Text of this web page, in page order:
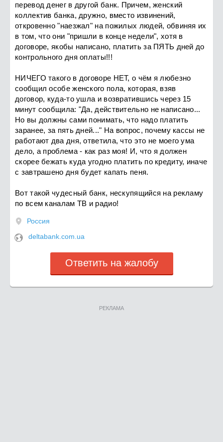
перевод денег в другой банк. Причем, женский
коллектив банка, дружно, вместо извинений,
откровенно "наезжал" на пожилых людей, обвиняя их
в том, что они "пришли в конце недели", хотя в
договоре, якобы написано, платить за ПЯТЬ дней до
контрольного дня оплаты!!!
НИЧЕГО такого в договоре НЕТ, о чём я любезно
сообщил особе женского пола, которая, взяв
договор, куда-то ушла и возвратившись через 15
минут сообщила: "Да, действительно не написано...
Но вы должны сами понимать, что надо платить
заранее, за пять дней..." На вопрос, почему кассы не
работают два дня, ответила, что это не моего ума
дело, а проблема - как раз моя! И, что я должен
скорее бежать куда угодно платить по кредиту, иначе
с завтрашено дня будет капать пеня.
Вот такой чудесный банк, нескупящийся на рекламу
по всем каналам ТВ и радио!
Россия
deltabank.com.ua
Ответить на жалобу
РЕКЛАМА